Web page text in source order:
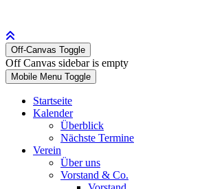
Off-Canvas Toggle
Off Canvas sidebar is empty
Mobile Menu Toggle
Startseite
Kalender
Überblick
Nächste Termine
Verein
Über uns
Vorstand & Co.